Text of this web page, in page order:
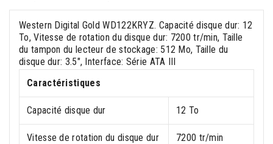
Western Digital Gold WD122KRYZ. Capacité disque dur: 12
To, Vitesse de rotation du disque dur: 7200 tr/min, Taille
du tampon du lecteur de stockage: 512 Mo, Taille du
disque dur: 3.5", Interface: Série ATA III
Caractéristiques
Capacité disque dur 12 To
Vitesse de rotation du disque dur 7200 tr/min